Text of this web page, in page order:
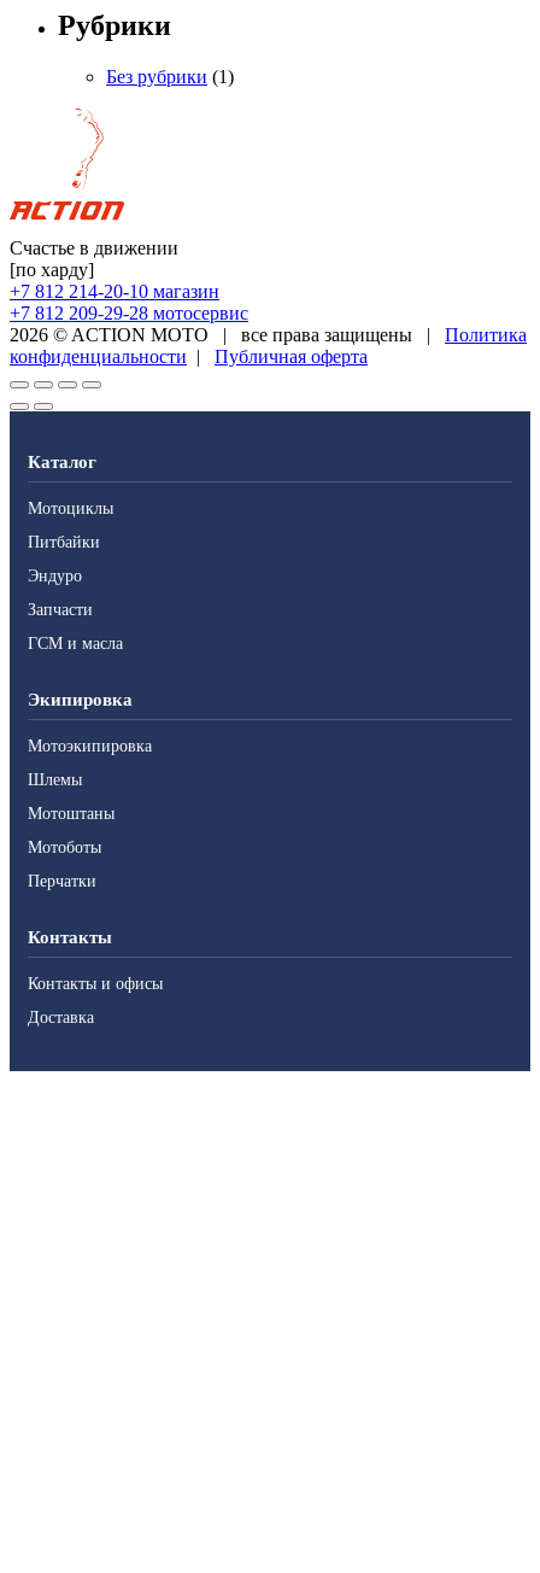
Рубрики
Без рубрики (1)
Счастье в движении
[по харду]
+7 812 214-20-10 магазин
+7 812 209-29-28 мотосервис
2026 © ACTION MOTO | все права защищены |
Политика
конфиденциальности | Публичная оферта
Каталог
Мотоциклы
Питбайки
Эндуро
Запчасти
ГСМ и масла
Экипировка
Мотоэкипировка
Шлемы
Мотоштаны
Мотоботы
Перчатки
Контакты
Контакты и офисы
Доставка